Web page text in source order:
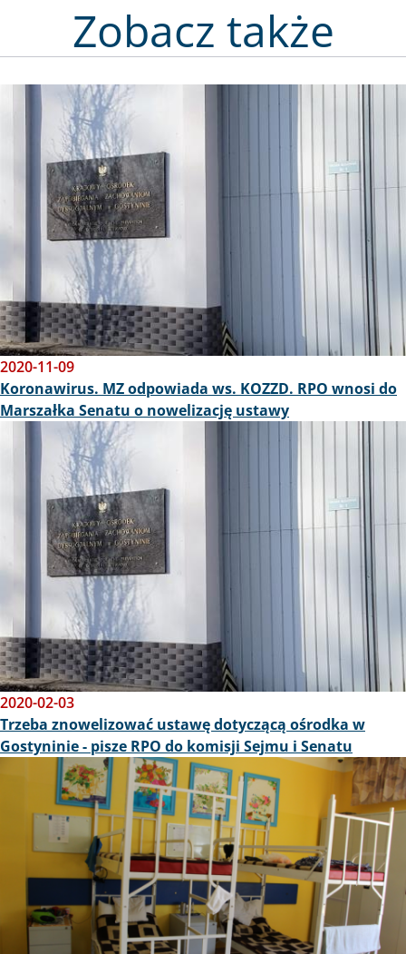
Zobacz także
Obraz
2020-11-09
Koronawirus. MZ odpowiada ws. KOZZD. RPO wnosi do
Marszałka Senatu o nowelizację ustawy
Obraz
2020-02-03
Trzeba znowelizować ustawę dotyczącą ośrodka w
Gostyninie - pisze RPO do komisji Sejmu i Senatu